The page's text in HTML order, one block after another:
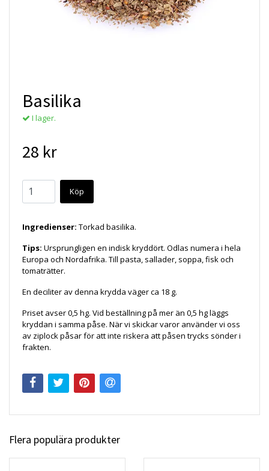
Basilika
I lager.
28 kr
Köp
Ingredienser: Torkad basilika.
Tips: Ursprungligen en indisk kryddört. Odlas numera i hela
Europa och Nordafrika. Till pasta, sallader, soppa, fisk och
tomaträtter.
En deciliter av denna krydda väger ca 18 g.
Priset avser 0,5 hg. Vid beställning på mer än 0,5 hg läggs
kryddan i samma påse. När vi skickar varor använder vi oss
av ziplock påsar för att inte riskera att påsen trycks sönder i
frakten.
Flera populära produkter